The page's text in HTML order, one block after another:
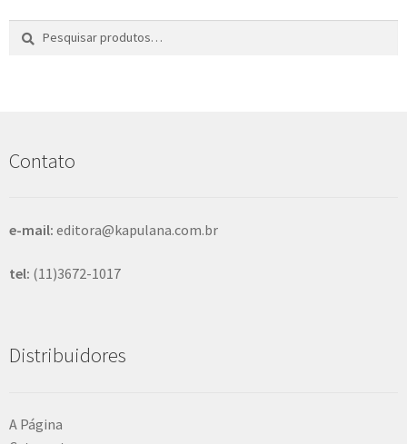
Pesquisar
a
Contato
e-mail: editora@kapulana.com.br
tel: (11)3672-1017
Distribuidores
A Página